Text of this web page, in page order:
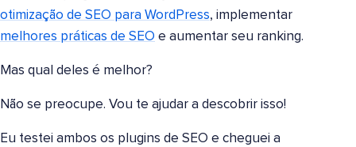
otimização de SEO para WordPress, implementar
melhores práticas de SEO e aumentar seu ranking.
Mas qual deles é melhor?
Não se preocupe. Vou te ajudar a descobrir isso!
Eu testei ambos os plugins de SEO e cheguei a